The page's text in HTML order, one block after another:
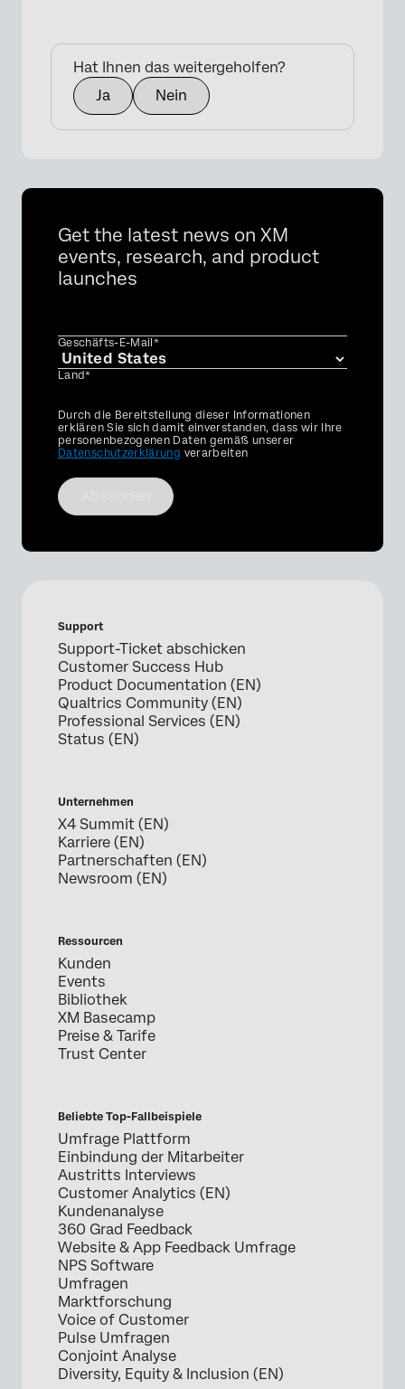
Hat Ihnen das weitergeholfen?
Ja
Nein
Get the latest news on XM
events, research, and product
launches
Geschäfts-E-Mail*
Land*
Privacy
Optin
Durch die Bereitstellung dieser Informationen
erklären Sie sich damit einverstanden, dass wir Ihre
personenbezogenen Daten gemäß unserer
Datenschutzerklärung verarbeiten
Support
Support-Ticket abschicken
Customer Success Hub
Product Documentation (EN)
Qualtrics Community (EN)
Professional Services (EN)
Status (EN)
Unternehmen
X4 Summit (EN)
Karriere (EN)
Partnerschaften (EN)
Newsroom (EN)
Ressourcen
Kunden
Events
Bibliothek
XM Basecamp
Preise & Tarife
Trust Center
Beliebte Top-Fallbeispiele
Umfrage Plattform
Einbindung der Mitarbeiter
Austritts Interviews
Customer Analytics (EN)
Kundenanalyse
360 Grad Feedback
Website & App Feedback Umfrage
NPS Software
Umfragen
Marktforschung
Voice of Customer
Pulse Umfragen
Conjoint Analyse
Diversity, Equity & Inclusion (EN)